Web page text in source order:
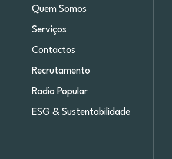
Quem Somos
Serviços
Contactos
Recrutamento
Radio Popular
ESG & Sustentabilidade